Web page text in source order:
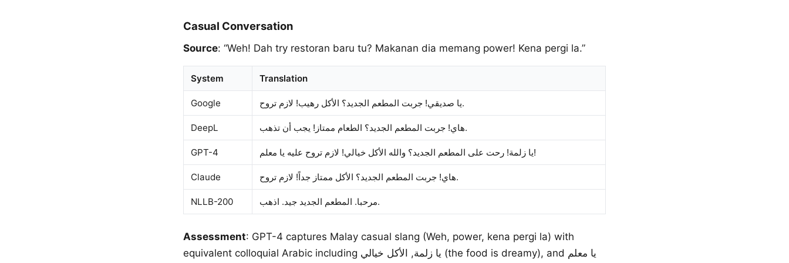
Casual Conversation
Source: “Weh! Dah try restoran baru tu? Makanan dia memang power! Kena pergi la.”
System Translation
Google يا صديقي! جربت المطعم الجديد؟ الأكل رهيب! لازم تروح.
DeepL هاي! جربت المطعم الجديد؟ الطعام ممتاز! يجب أن تذهب.
GPT-4 يا زلمة! رحت على المطعم الجديد؟ والله الأكل خيالي! لازم تروح عليه يا معلم!
Claude هاي! جربت المطعم الجديد؟ الأكل ممتاز جداً! لازم تروح.
NLLB-200 مرحبا. المطعم الجديد جيد. اذهب.
Assessment: GPT-4 captures Malay casual slang (Weh, power, kena pergi la) with
equivalent colloquial Arabic including يا زلمة, الأكل خيالي (the food is dreamy), and يا معلم